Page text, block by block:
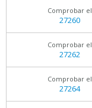
Comprobar el
27260
Comprobar el
27262
Comprobar el
27264